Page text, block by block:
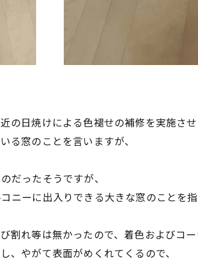
日焼けによる色褪せの補修を実施させ
る窓のことを言いますが、
だったそうですが、
ーに出入りできる大きな窓のことを指
れ等は無かったので、着色およびコー
、やがて表面がめくれてくるので、